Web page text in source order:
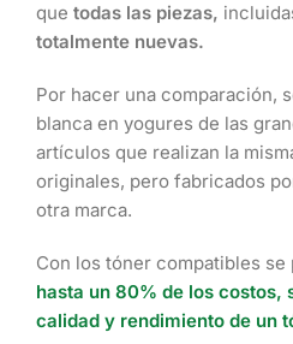
que todas las piezas,
totalmente nuevas.
Por hacer una comparación,
blanca en yogures de las
artículos que realizan la
originales, pero fabricados
otra marca.
Con los tóner compatibles se
hasta un 80% de los costos,
calidad y rendimiento de un